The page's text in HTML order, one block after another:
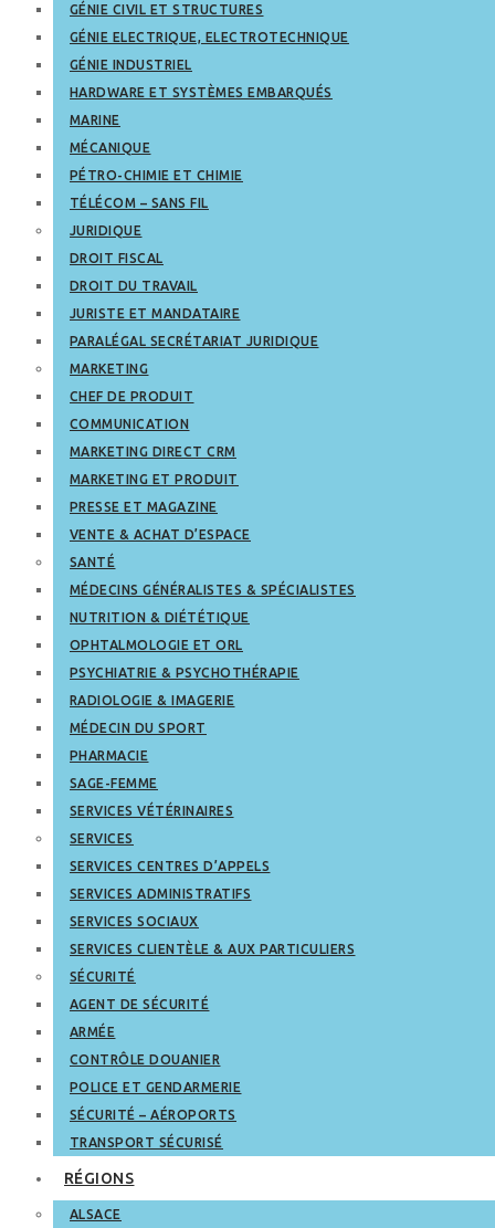
GÉNIE CIVIL ET STRUCTURES
GÉNIE ELECTRIQUE, ELECTROTECHNIQUE
GÉNIE INDUSTRIEL
HARDWARE ET SYSTÈMES EMBARQUÉS
MARINE
MÉCANIQUE
PÉTRO-CHIMIE ET CHIMIE
TÉLÉCOM – SANS FIL
JURIDIQUE
DROIT FISCAL
DROIT DU TRAVAIL
JURISTE ET MANDATAIRE
PARALÉGAL SECRÉTARIAT JURIDIQUE
MARKETING
CHEF DE PRODUIT
COMMUNICATION
MARKETING DIRECT CRM
MARKETING ET PRODUIT
PRESSE ET MAGAZINE
VENTE & ACHAT D’ESPACE
SANTÉ
MÉDECINS GÉNÉRALISTES & SPÉCIALISTES
NUTRITION & DIÉTÉTIQUE
OPHTALMOLOGIE ET ORL
PSYCHIATRIE & PSYCHOTHÉRAPIE
RADIOLOGIE & IMAGERIE
MÉDECIN DU SPORT
PHARMACIE
SAGE-FEMME
SERVICES VÉTÉRINAIRES
SERVICES
SERVICES CENTRES D’APPELS
SERVICES ADMINISTRATIFS
SERVICES SOCIAUX
SERVICES CLIENTÈLE & AUX PARTICULIERS
SÉCURITÉ
AGENT DE SÉCURITÉ
ARMÉE
CONTRÔLE DOUANIER
POLICE ET GENDARMERIE
SÉCURITÉ – AÉROPORTS
TRANSPORT SÉCURISÉ
RÉGIONS
ALSACE